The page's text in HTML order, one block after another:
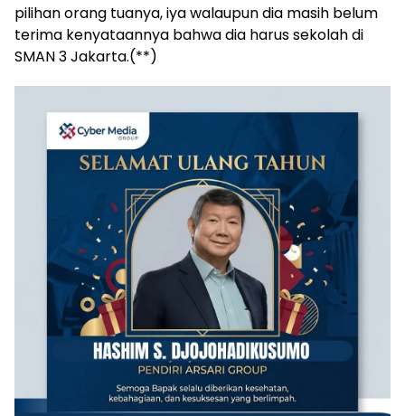
pilihan orang tuanya, iya walaupun dia masih belum
terima kenyataannya bahwa dia harus sekolah di
SMAN 3 Jakarta.(**)